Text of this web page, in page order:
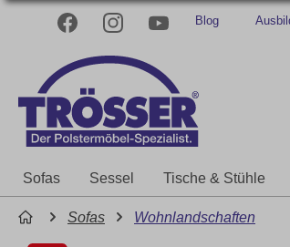
Blog
Sofas Sessel Tische & Stühle
Sofas Wohnlandschaften